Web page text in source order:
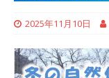
2025年11月10日